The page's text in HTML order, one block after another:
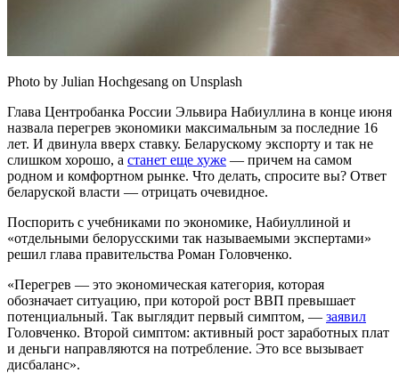
Photo by Julian Hochgesang on Unsplash
Глава Центробанка России Эльвира Набиуллина в конце июня
назвала перегрев экономики максимальным за последние 16
лет. И двинула вверх ставку. Беларускому экспорту и так не
слишком хорошо, а станет еще хуже — причем на самом
родном и комфортном рынке. Что делать, спросите вы? Ответ
беларуской власти — отрицать очевидное.
Поспорить с учебниками по экономике, Набиуллиной и
«отдельными белорусскими так называемыми экспертами»
решил глава правительства Роман Головченко.
«Перегрев — это экономическая категория, которая
обозначает ситуацию, при которой рост ВВП превышает
потенциальный. Так выглядит первый симптом, — заявил
Головченко. Второй симптом: активный рост заработных плат
и деньги направляются на потребление. Это все вызывает
дисбаланс».